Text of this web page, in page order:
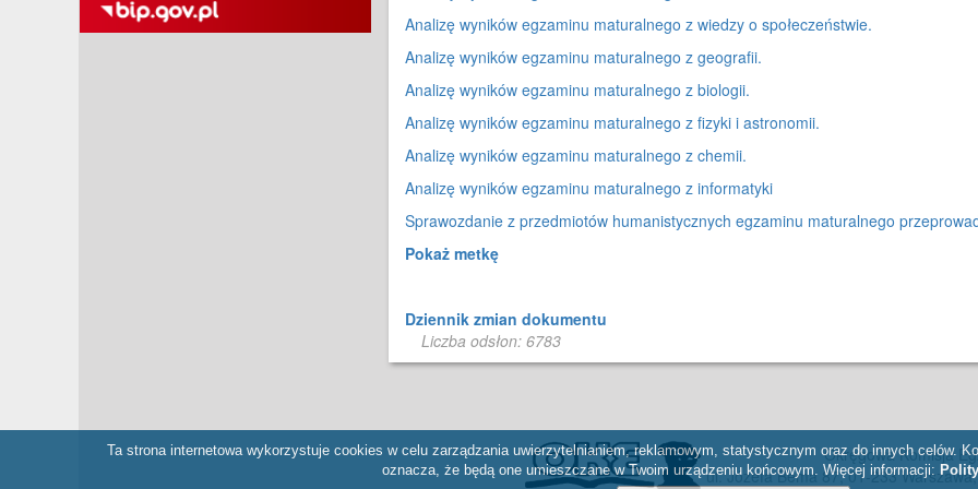
Analizę wyników egzaminu maturalnego z wiedzy o społeczeństwie.
Analizę wyników egzaminu maturalnego z geografii.
Analizę wyników egzaminu maturalnego z biologii.
Analizę wyników egzaminu maturalnego z fizyki i astronomii.
Analizę wyników egzaminu maturalnego z chemii.
Analizę wyników egzaminu maturalnego z informatyki
Sprawozdanie z przedmiotów humanistycznych egzaminu maturalnego
Pokaż metkę
Dziennik zmian dokumentu
Liczba odsłon: 6783
Okręgowa Komisja
ul. Józefa Bema 87, 01-233
Ta strona internetowa wykorzystuje cookies w celu zarządzania uwierzytelnianiem, reklamowym, statystycznym oraz do innych celów.
oznacza, że będą one umieszczane w Twoim urządzeniu końcowym. Więcej informacji: